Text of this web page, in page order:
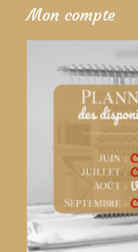
Mon compte